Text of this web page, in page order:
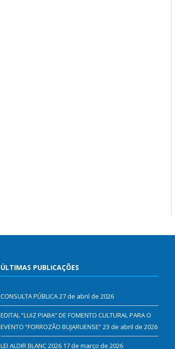
ÚLTIMAS PUBLICAÇÕES
CONSULTA PÚBLICA27 de abril de 2026
EDITAL “LUIZ PIABA” DE FOMENTO CULTURAL PARA O
EVENTO “FORROZÃO BUJARUENSE”23 de abril de 2026
LEI ALDIR BLANC 2026 17 de março de 2026